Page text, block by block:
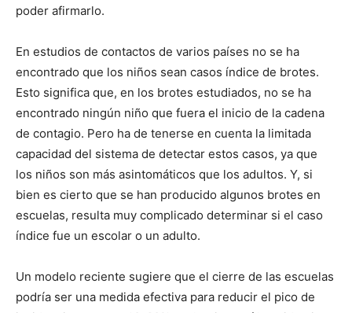
poder afirmarlo.
En estudios de contactos de varios países no se ha
encontrado que los niños sean casos índice de brotes.
Esto significa que, en los brotes estudiados, no se ha
encontrado ningún niño que fuera el inicio de la cadena
de contagio. Pero ha de tenerse en cuenta la limitada
capacidad del sistema de detectar estos casos, ya que
los niños son más asintomáticos que los adultos. Y, si
bien es cierto que se han producido algunos brotes en
escuelas, resulta muy complicado determinar si el caso
índice fue un escolar o un adulto.
Un modelo reciente sugiere que el cierre de las escuelas
podría ser una medida efectiva para reducir el pico de